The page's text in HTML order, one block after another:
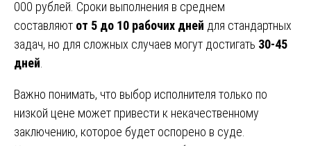
000 рублей. Сроки выполнения в среднем
составляют от 5 до 10 рабочих дней для стандартных
задач, но для сложных случаев могут достигать 30-45
дней
Важно понимать, что выбор исполнителя только по
низкой цене может привести к некачественному
заключению, которое будет оспорено в суде.